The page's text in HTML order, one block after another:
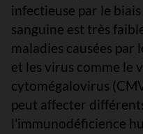
infectieuse par le
sanguine est très
maladies causées par
et les virus comme le
cytomégalovirus
peut affecter
l'immunodéficience